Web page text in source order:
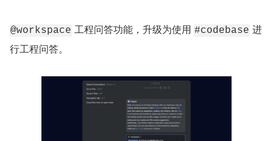
@workspace 工程问答功能，升级为使用 #codebase 进
行工程问答。